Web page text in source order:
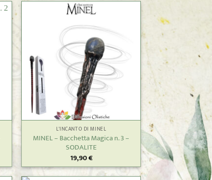
L'INCANTO DI MINEL
MINEL – Bacchetta Magica n. 3 –
SODALITE
19,90€